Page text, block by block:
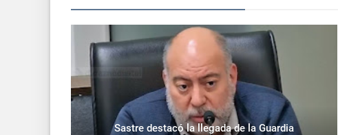
Sastre destacó la llegada de la Guardia